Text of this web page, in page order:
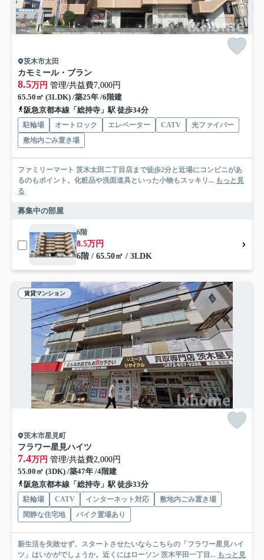
茨木市太田
カモミール・ブラン
8.5万円 管理/共益費7,000円
65.50㎡ (3LDK) /築25年 /6階建
阪急京都本線「総持寺」駅 徒歩34分
駐輪場 オートロック エレベーター CATV
光ファイバー
敷地内ごみ置き場
ファミリーマート 茨木太田二丁目店まで徒歩2分と近場にコンビニがあ
るのもポイント。化粧品や洗面道具といった小物もスッキリ... もっと見
る
募集中の部屋
6階
8.5万円
6階 / 65.50㎡ / 3LDK
賃貸マンション
茨木市星見町
フラワー星見ハイツ
7.4万円 管理/共益費2,000円
55.00㎡ (3DK) /築47年 /4階建
阪急京都本線「総持寺」駅 徒歩33分
駐輪場 CATV インターネット対応
敷地内ごみ置き場
閑静な住宅地
バイク置場あり
新生活を失敗せず、スタートさせたいならこちらの「フラワー星見ハイ
ツ」はいかがでしょうか。近くにはローソン 茨木平田一丁目... もっと見